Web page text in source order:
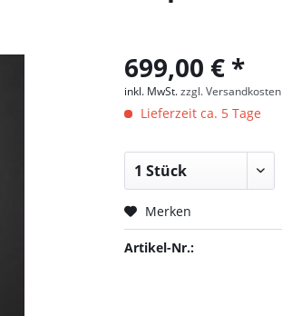
699,00 € *
inkl. MwSt.zzgl. Versandkosten
Lieferzeit ca. 5 Tage
Merken
Artikel-Nr.: